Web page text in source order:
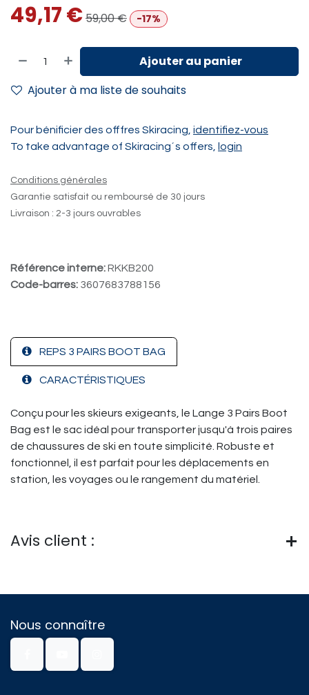
49,17€59,00€ -17%
Ajouter au panier
Ajouter à ma liste de souhaits
Pour bénificier des offfres Skiracing, identifiez-vous
To take advantage of Skiracing´s offers,
login
Conditions générales
Garantie satisfait ou remboursé de 30 jours
Livraison : 2-3 jours ouvrables
Référence interne:RKKB200
Code-barres: 3607683788156
REPS 3 PAIRS BOOT BAG
CARACTÉRISTIQUES
Conçu pour les skieurs exigeants, le Lange 3 Pairs Boot
Bag est le sac idéal pour transporter jusqu'à trois paires
de chaussures de ski en toute simplicité. Robuste et
fonctionnel, il est parfait pour les déplacements en
station, les voyages ou le rangement du matériel.
Avis client :
Nous connaître